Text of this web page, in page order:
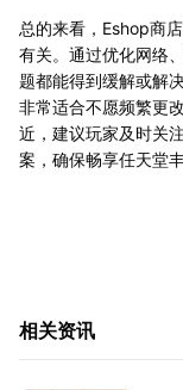
总的来看，Eshop商
有关。通过优化网络
题都能得到缓解或解
非常适合不愿频繁更
近，建议玩家及时关
案，确保畅享任天堂
相关资讯